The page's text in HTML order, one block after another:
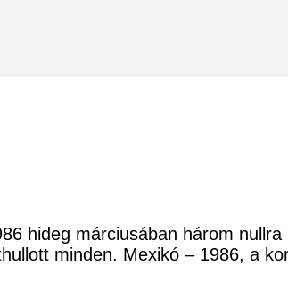
hideg márciusában három
minden. Mexikó – 1986, a